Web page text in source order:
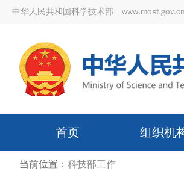
中华人民共和国科学技术部 www.most.gov.cn
首页 组织机
当前位置： 科技部工作